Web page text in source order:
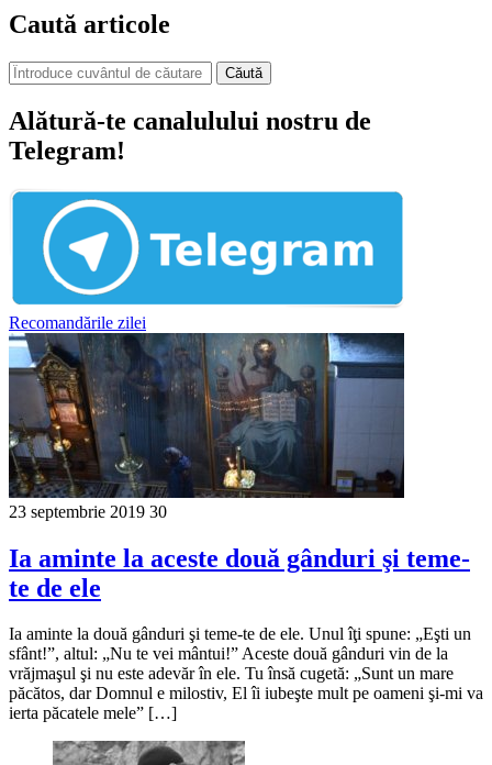
Caută articole
Căută
Alătură-te canalulului nostru de
Telegram!
Recomandările zilei
23 septembrie 2019 30
Ia aminte la aceste două gânduri şi teme-
te de ele
Ia aminte la două gânduri şi teme-te de ele. Unul îţi spune: „Eşti un
sfânt!”, altul: „Nu te vei mântui!” Aceste două gânduri vin de la
vrăjmaşul şi nu este adevăr în ele. Tu însă cugetă: „Sunt un mare
păcătos, dar Domnul e milostiv, El îi iubeşte mult pe oameni şi-mi va
ierta păcatele mele” […]